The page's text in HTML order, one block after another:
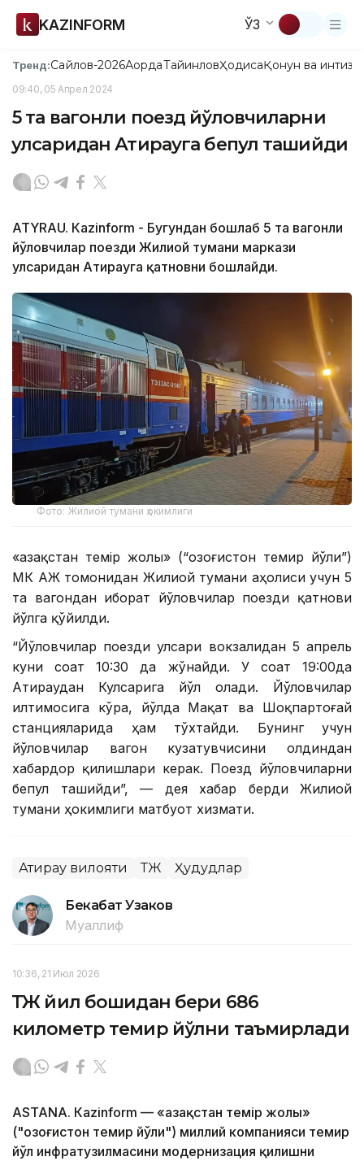
KAZINFORM ЎЗ
Тренд:Сайлов-2026АқордаТайинловҲодисаҚонун ва
09:40, 05 Апрел 2024
5 та вагонли поезд йўловчиларни
Қулсаридан Атирауга бепул ташийди
ATYRAU. Кazinform - Бугундан бошлаб 5 та вагонли
йўловчилар поезди Жилиой тумани маркази
Қулсаридан Атирауга қатновни бошлайди.
Фото: Жилиой тумани ҳокимлиги
«Қазақстан темір жолы» (“Қозоғистон темир йўли”)
МК АЖ томонидан Жилиой тумани аҳолиси учун 5
та вагондан иборат йўловчилар поезди қатнови
йўлга қўйилди.
“Йўловчилар поезди Қулсари вокзалидан 5 апрель
куни соат 10:30 да жўнайди. У соат 19:00да
Атираудан Кулсарига йўл олади. Йўловчилар
илтимосига кўра, йўлда Мақат ва Шоқпартоғай
станцияларида ҳам тўхтайди. Бунинг учун
йўловчилар вагон кузатувчисини олдиндан
хабардор қилишлари керак. Поезд йўловчиларни
бепул ташийди”, — дея хабар берди Жилиой
тумани ҳокимлиги матбуот хизмати.
Атирау вилояти ҚТЖ Ҳудудлар
Бекабат Узаков
Муаллиф
10:36, 21 Июл 2026
ҚТЖ йил бошидан бери 686
километр темир йўлни таъмирлади
ASTANА. Кazinform — «Қазақстан темір жолы»
("Қозоғистон темир йўли") миллий компанияси темир
йўл инфратузилмасини модернизация қилишни